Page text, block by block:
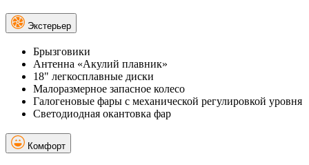
Экстерьер
Брызговики
Антенна «Акулий плавник»
18" легкосплавные диски
Малоразмерное запасное колесо
Галогеновые фары с механической регулировкой уровня
Светодиодная окантовка фар
Комфорт